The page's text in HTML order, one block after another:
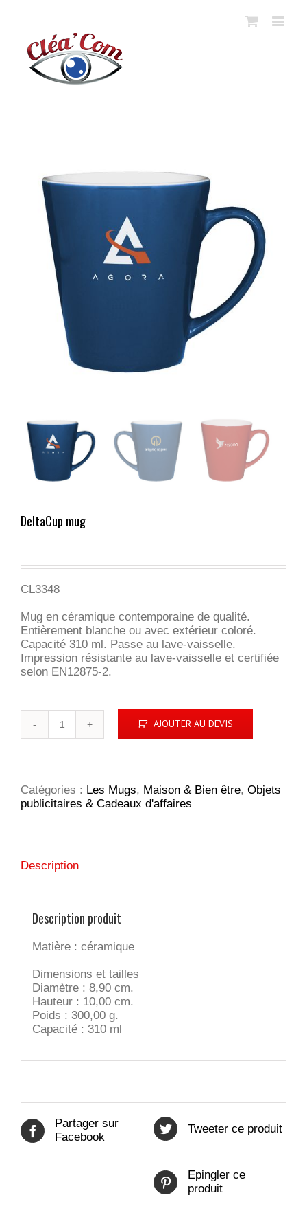
DeltaCup mug
CL3348
Mug en céramique contemporaine de qualité.
Entièrement blanche ou avec extérieur coloré.
Capacité 310 ml. Passe au lave-vaisselle.
Impression résistante au lave-vaisselle et certifiée
selon EN12875-2.
AJOUTER AU DEVIS
Catégories : Les Mugs, Maison & Bien être, Objets
publicitaires & Cadeaux d'affaires
Description
Description produit
Matière : céramique
Dimensions et tailles
Diamètre : 8,90 cm.
Hauteur : 10,00 cm.
Poids : 300,00 g.
Capacité : 310 ml
Partager sur
Facebook
Tweeter ce produit
Epingler ce
produit